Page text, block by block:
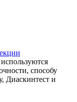
способу
Диаскинтест и